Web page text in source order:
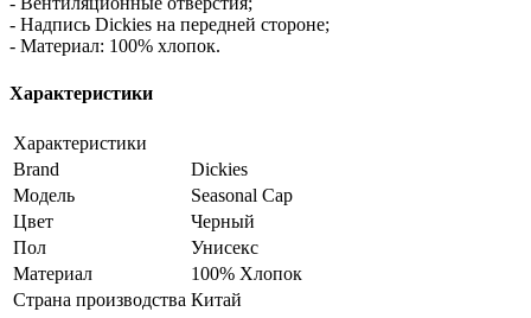
- Надпись Dickies на передней стороне;
- Материал: 100% хлопок.
Характеристики
Характеристики
Brand
Dickies
Модель
Seasonal Cap
Цвет
Черный
Пол
Унисекс
Материал
100% Хлопок
Страна производства Китай